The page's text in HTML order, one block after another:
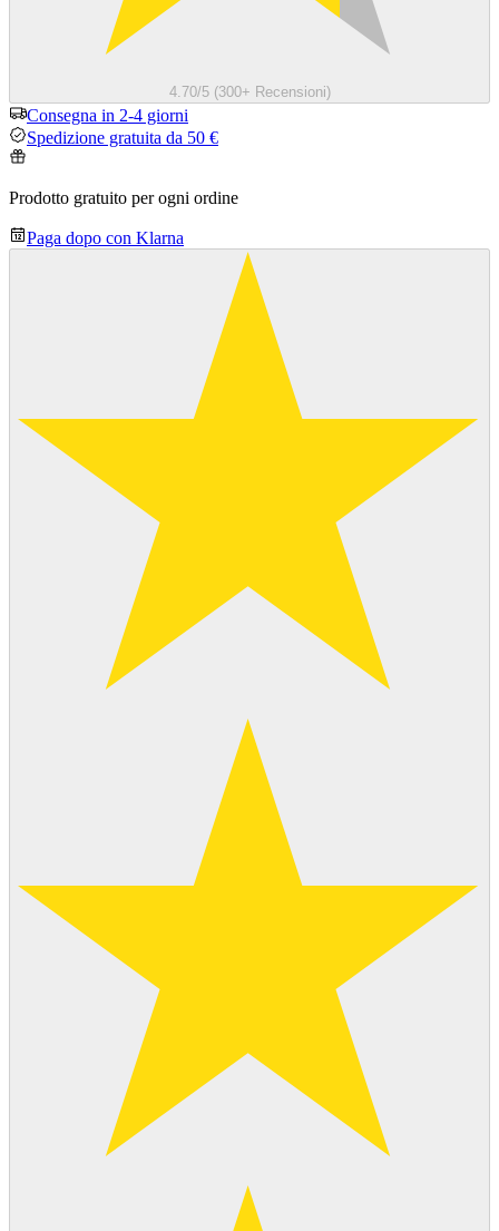
4.70/5 (300+ Recensioni)
Consegna in 2-4 giorni
Spedizione gratuita da 50 €
Prodotto gratuito per ogni ordine
Paga dopo con Klarna